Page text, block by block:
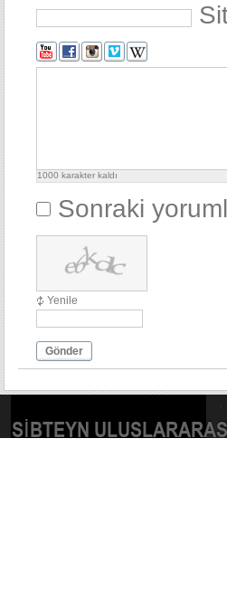
1000 karakter kaldı
Sonraki
Yenile
Gönder
SIBTEYN